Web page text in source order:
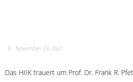
November 29, 2021
Das HIIK trauert um Prof. Dr. Frank R.